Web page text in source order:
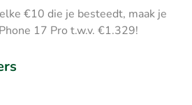
€10 die je besteedt, maak je
17 Pro t.w.v. €1.329!